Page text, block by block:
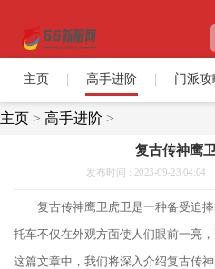
主页 高手进阶 门派攻
主页 > 高手进阶 >
复古传神鹰
发布时间 : 2023-09-23 04:04
复古传神鹰卫虎卫是一种备受追
托车不仅在外观方面使人们眼前一亮
这篇文章中，我们将深入介绍复古传